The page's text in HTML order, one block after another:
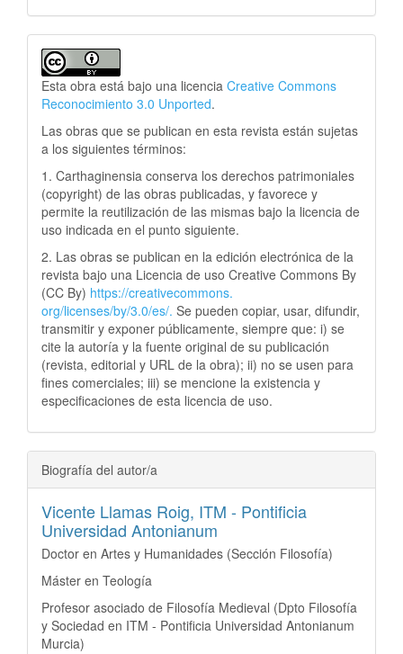
Esta obra está bajo una licencia Creative Commons
Reconocimiento 3.0 Unported.
Las obras que se publican en esta revista están sujetas
a los siguientes términos:
1. Carthaginensia conserva los derechos patrimoniales
(copyright) de las obras publicadas, y favorece y
permite la reutilización de las mismas bajo la licencia de
uso indicada en el punto siguiente.
2. Las obras se publican en la edición electrónica de la
revista bajo una Licencia de uso Creative Commons By
(CC By) https://creativecommons.
org/licenses/by/3.0/es/. Se pueden copiar, usar, difundir,
transmitir y exponer públicamente, siempre que: i) se
cite la autoría y la fuente original de su publicación
(revista, editorial y URL de la obra); ii) no se usen para
fines comerciales; iii) se mencione la existencia y
especificaciones de esta licencia de uso.
Biografía del autor/a
Vicente Llamas Roig, ITM - Pontificia
Universidad Antonianum
Doctor en Artes y Humanidades (Sección Filosofía)
Máster en Teología
Profesor asociado de Filosofía Medieval (Dpto Filosofía
y Sociedad en ITM - Pontificia Universidad Antonianum
Murcia)